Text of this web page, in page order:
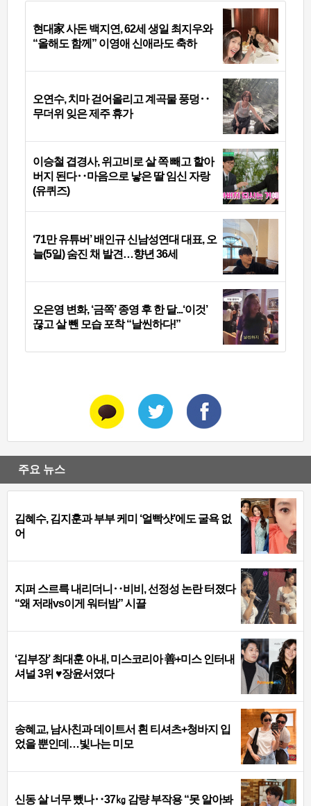
현대家 사돈 백지연, 62세 생일 최지우와
“올해도 함께” 이영애 신애라도 축하
오연수, 치마 걷어올리고 계곡물 풍덩‥
무더위 잊은 제주 휴가
이승철 겹경사, 위고비로 살 쪽 빼고 할아
버지 된다‥마음으로 낳은 딸 임신 자랑
(유퀴즈)
‘71만 유튜버’ 배인규 신남성연대 대표, 오
늘(5일) 숨진 채 발견…향년 36세
오은영 변화, ‘금쪽’ 종영 후 한 달...‘이것’
끊고 살 뺀 모습 포착 “날씬하다!”
주요 뉴스
김혜수, 김지훈과 부부 케미 ‘얼빡샷’에도 굴욕 없
어
지퍼 스르륵 내리더니‥비비, 선정성 논란 터졌다
“왜 저래vs이게 워터밤” 시끌
‘김부장’ 최대훈 아내, 미스코리아 善+미스 인터내
셔널 3위 ♥장윤서였다
송혜교, 남사친과 데이트서 흰 티셔츠+청바지 입
었을 뿐인데…빛나는 미모
신동 살 너무 뺐나‥37㎏ 감량 부작용 “못 알아봐